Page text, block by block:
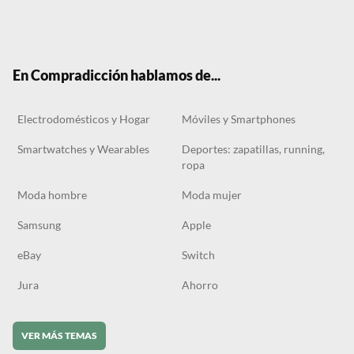
En Compradicción hablamos de...
Electrodomésticos y Hogar Móviles y Smartphones
Smartwatches y Wearables
Deportes: zapatillas, running,
ropa
Moda hombre Moda mujer
Samsung Apple
eBay Switch
Jura Ahorro
VER MÁS TEMAS